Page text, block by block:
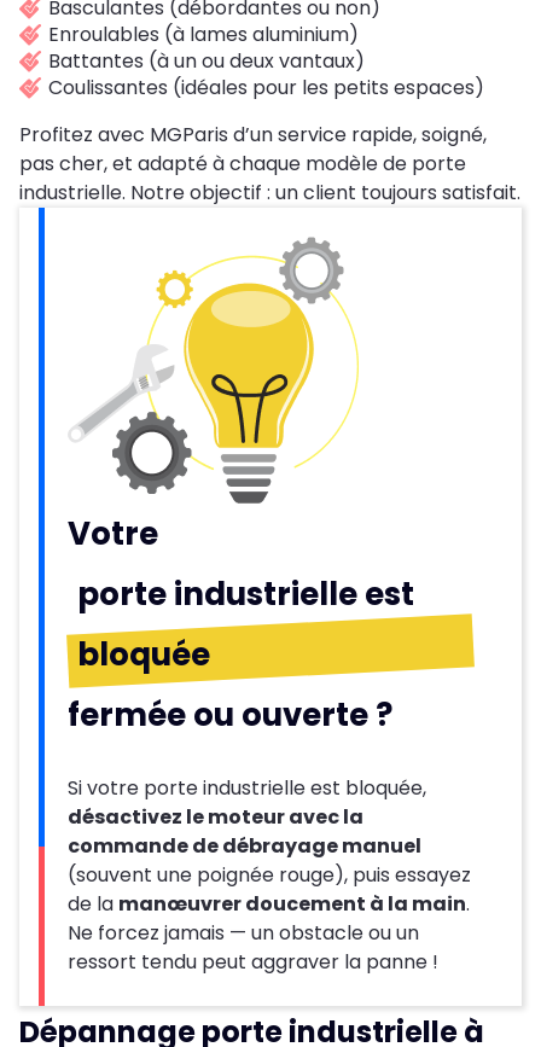
Basculantes (débordantes ou non)
Enroulables (à lames aluminium)
Battantes (à un ou deux vantaux)
Coulissantes (idéales pour les petits espaces)
Profitez avec MGParis d’un service rapide, soigné,
pas cher, et adapté à chaque modèle de porte
industrielle. Notre objectif : un client toujours satisfait.
Votre
porte industrielle est
bloquée
fermée ou ouverte ?
Si votre porte industrielle est bloquée,
désactivez le moteur avec la
commande de débrayage manuel
(souvent une poignée rouge), puis essayez
de la manœuvrer doucement à la main.
Ne forcez jamais — un obstacle ou un
ressort tendu peut aggraver la panne !
Dépannage porte industrielle à